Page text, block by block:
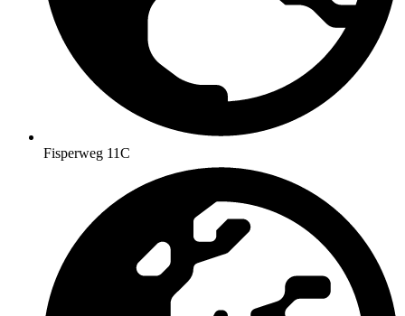
Fisperweg 11C